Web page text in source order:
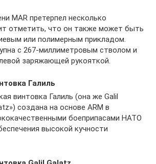
MAR претерпел несколько
отметить, что он также может быть
или полимерным прикладом.
с 267-миллиметровым стволом и
заряжающей рукояткой.
Галиль
винтовка Галиль (она же Galil
создана на основе ARM в
боеприпасами НАТО
высокой кучности